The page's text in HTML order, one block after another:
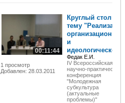
00:11:44
1 просмотр
Добавлен: 28.03.2011
Круглый стол на
тему "Реализация
организационного
и
идеологического...
Федак Е.И.
IV Всероссийская
научно-практическая
конференция
"Молодежная
субкультура
(актуальные
проблемы)"